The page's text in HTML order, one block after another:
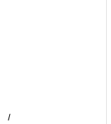
I